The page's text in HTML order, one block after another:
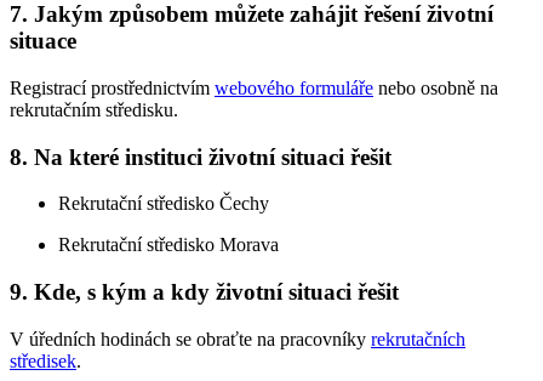
7. Jakým způsobem můžete zahájit řešení životní
situace
Registrací prostřednictvím webového formuláře nebo osobně na
rekrutačním středisku.
8. Na které instituci životní situaci řešit
Rekrutační středisko Čechy
Rekrutační středisko Morava
9. Kde, s kým a kdy životní situaci řešit
V úředních hodinách se obraťte na pracovníky rekrutačních
středisek.